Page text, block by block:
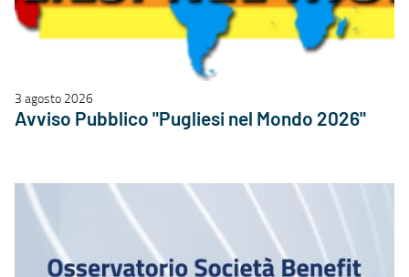
3 agosto 2026
Avviso Pubblico "Pugliesi nel Mondo 2026"